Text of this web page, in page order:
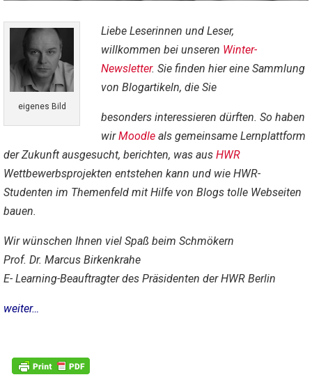
eigenes Bild
Liebe Leserinnen und Leser,
willkommen bei unseren Winter-
Newsletter. Sie finden hier eine Sammlung
von Blogartikeln, die Sie
besonders interessieren dürften. So haben
wirMoodle als gemeinsame Lernplattform
der Zukunft ausgesucht, berichten, was aus HWR
Wettbewerbsprojekten entstehen kann und wie HWR-
Studenten im Themenfeld mit Hilfe von Blogs tolle Webseiten
bauen.
Wir wünschen Ihnen viel Spaß beim Schmökern
Prof. Dr. Marcus Birkenkrahe
E- Learning-Beauftragter des Präsidenten der HWR Berlin
weiter…